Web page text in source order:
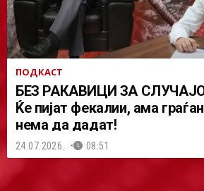
ПОДКАСТ
БЕЗ РАКАВИЦИ ЗА
Ќе пијат фекалии, ама
нема да дадат!
24.07.2026. 08:51